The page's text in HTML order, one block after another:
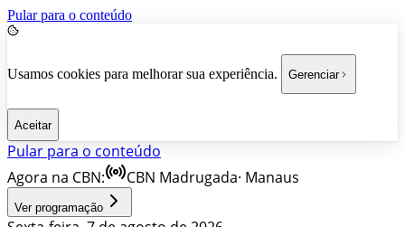
Pular para o conteúdo
Usamos cookies para melhorar sua experiência. Gerenciar
Aceitar
Pular para o conteúdo
Agora na CBN:
CBN Madrugada· Manaus
Ver programação